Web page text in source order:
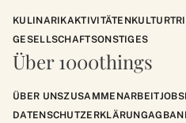
KULINARIKAKTIVITÄTENKULTUR
GESELLSCHAFTSONSTIGES
Über 1000things
ÜBER UNSZUSAMMENARBEITJOBS
DATENSCHUTZERKLÄRUNGAGB